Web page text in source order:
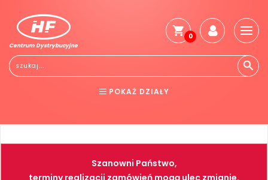
Centrum Dystrybucyjne
0
POKAŻ DZIAŁY
NARZĘDZIA SPAWALNICTWO
FARBY PNEUMATYKA
Szanowni Państwo,
terminy realizacji zamówień mogą ulec zmianie.